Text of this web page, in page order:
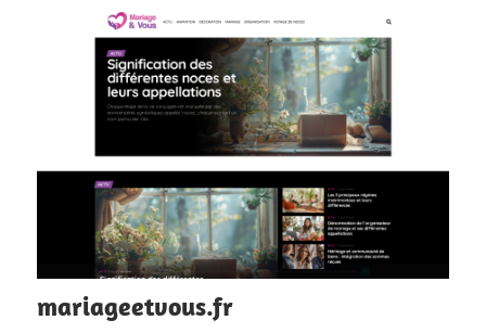
mariageetvous.fr